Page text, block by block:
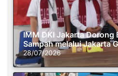
IMM DKI Jakarta Dorong
Sampah melalui Jakarta
28/07/2026